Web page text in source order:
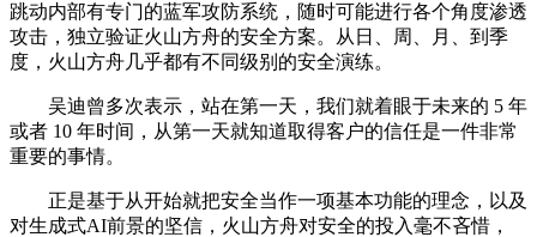
跳动内部有专门的蓝军攻防系统，随时可能进行各个角度渗透
攻击，独立验证火山方舟的安全方案。从日、周、月、到季
度，火山方舟几乎都有不同级别的安全演练。
吴迪曾多次表示，站在第一天，我们就着眼于未来的 5 年
或者 10 年时间，从第一天就知道取得客户的信任是一件非常
重要的事情。
正是基于从开始就把安全当作一项基本功能的理念，以及
对生成式AI前景的坚信，火山方舟对安全的投入毫不吝惜，